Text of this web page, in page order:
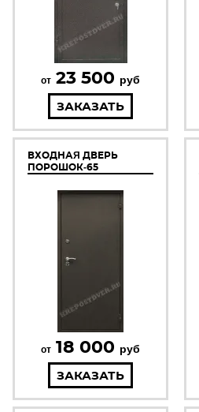
от 23 500 руб
ЗАКАЗАТЬ
ВХОДНАЯ ДВЕРЬ
ПОРОШОК-65
от 18 000 руб
ЗАКАЗАТЬ